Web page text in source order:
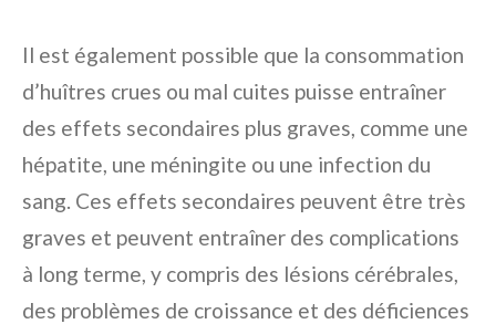
Il est également possible que la consommation
d’huîtres crues ou mal cuites puisse entraîner
des effets secondaires plus graves, comme une
hépatite, une méningite ou une infection du
sang. Ces effets secondaires peuvent être très
graves et peuvent entraîner des complications
à long terme, y compris des lésions cérébrales,
des problèmes de croissance et des déficiences